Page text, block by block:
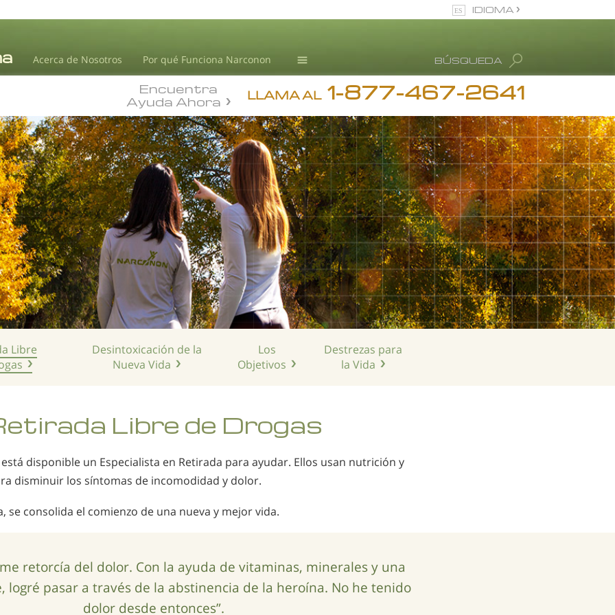
Acerca de Nosotros Por qué Funciona Narconon
Testimonios
L. Ronald Hubbard
BÚSQUEDA
IDIOMA
Español
LLAMA AL 1-877-467-2641
Encuentra
Ayuda Ahora
Libre
Desintoxicación de la
Nueva Vida
Los
Objetivos
Destrezas para
la Vida
Libre de Drogas
disponible un Especialista en Retirada para ayudar. Ellos usan nutrición y
disminuir los síntomas de incomodidad y dolor.
se consolida el comienzo de una nueva y mejor vida.
retorcía del dolor. Con la ayuda de vitaminas, minerales y una
logré pasar a través de la abstinencia de la heroína. No he tenido
dolor desde entonces”.